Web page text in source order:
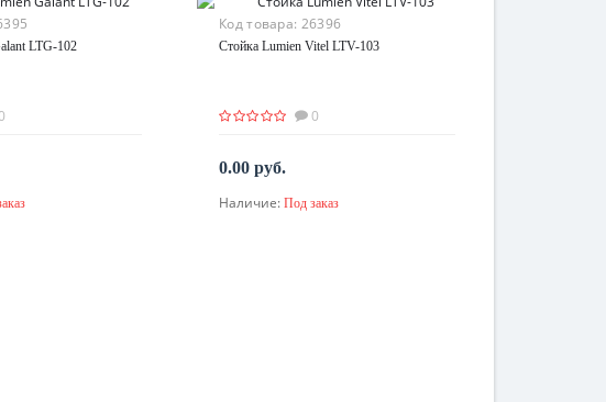
LTG-102
Код товара: 26396
Стойка Lumien Vitel LTV-103
0
0.00 руб.
По запросу
Наличие: Под заказ